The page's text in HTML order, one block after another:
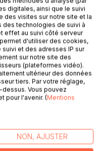
commune des
charme naturel le
digitales, ainsi que le suivi
des visites sur notre site et la
des technologies de suivi à
effet au suivi côté serveur
d'utiliser des cookies,
et des adresses IP sur
sur notre site des
(plateformes vidéo).
ultérieur des données
tiers. Par votre réglage,
Vous pouvez
pour l'avenir. (Mentions
NON, AJUSTER